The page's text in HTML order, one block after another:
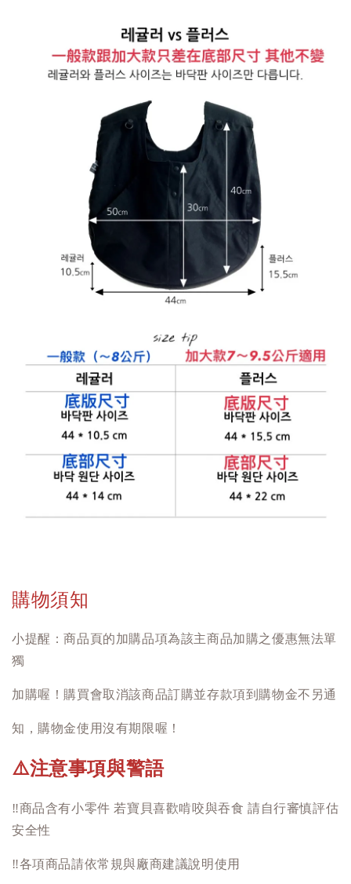
購物須知
小提醒：商品頁的加購品項為該主商品加購之優惠無法單
獨
加購喔！購買會取消該商品訂購並存款項到購物金不另通
知，購物金使用沒有期限喔！
⚠️注意事項與警語
‼️商品含有小零件 若寶貝喜歡啃咬與吞食 請自行審慎評估
安全性
‼️各項商品請依常規與廠商建議說明使用